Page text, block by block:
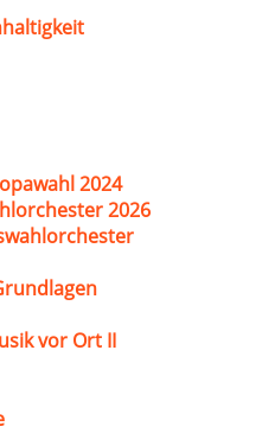
2024
2026
vor Ort II